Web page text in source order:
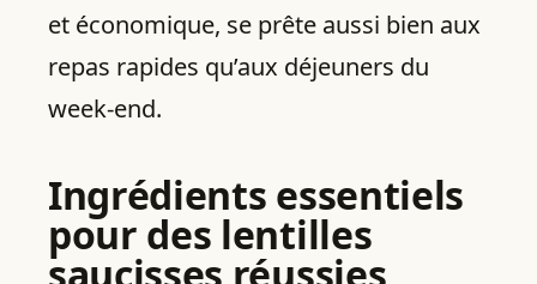
et économique, se prête aussi bien aux
repas rapides qu’aux déjeuners du
week‑end.
Ingrédients essentiels
pour des lentilles